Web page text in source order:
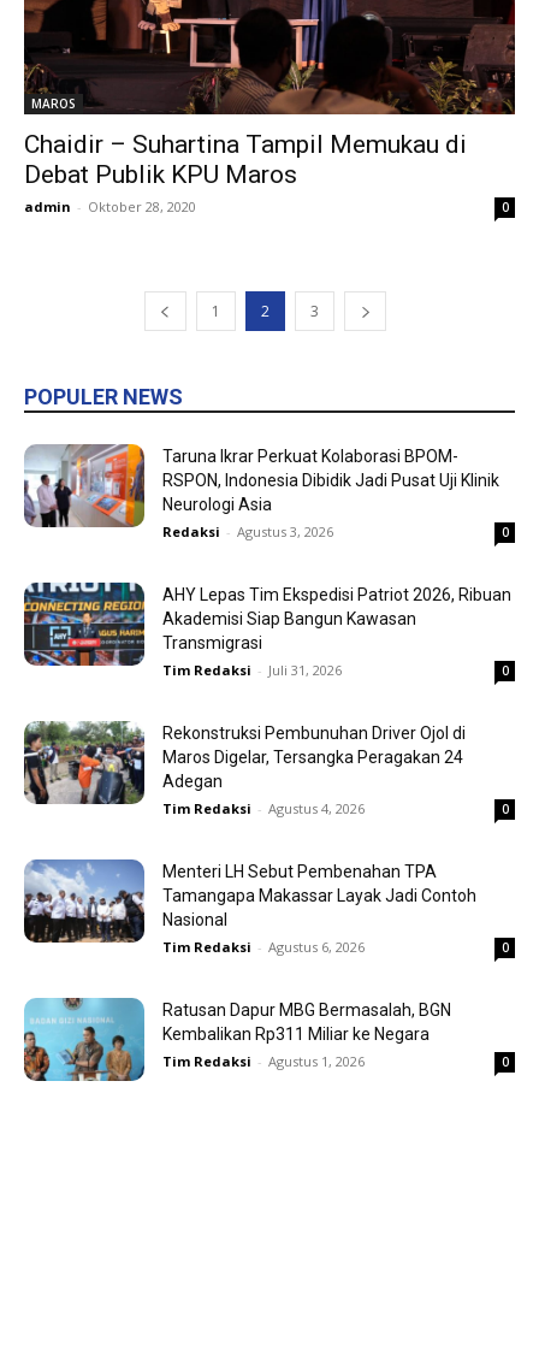
MAROS
Chaidir – Suhartina Tampil Memukau di
Debat Publik KPU Maros
admin - Oktober 28, 2020 0
1 2 3
POPULER NEWS
Taruna Ikrar Perkuat Kolaborasi BPOM-
RSPON, Indonesia Dibidik Jadi Pusat Uji Klinik
Neurologi Asia
Redaksi - Agustus 3, 2026 0
AHY Lepas Tim Ekspedisi Patriot 2026, Ribuan
Akademisi Siap Bangun Kawasan
Transmigrasi
Tim Redaksi - Juli 31, 2026 0
Rekonstruksi Pembunuhan Driver Ojol di
Maros Digelar, Tersangka Peragakan 24
Adegan
Tim Redaksi - Agustus 4, 2026 0
Menteri LH Sebut Pembenahan TPA
Tamangapa Makassar Layak Jadi Contoh
Nasional
Tim Redaksi - Agustus 6, 2026 0
Ratusan Dapur MBG Bermasalah, BGN
Kembalikan Rp311 Miliar ke Negara
Tim Redaksi - Agustus 1, 2026 0